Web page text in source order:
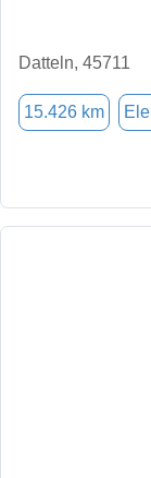
Datteln, 45711
15.426 km